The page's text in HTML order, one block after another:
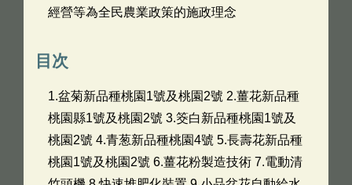
經營等為全民農業政策的施政理念
目次
1.盆菊新品種桃園1號及桃園2號 2.薑花新品種
桃園縣1號及桃園2號 3.筊白新品種桃園1號及
桃園2號 4.青葱新品種桃園4號 5.長壽花新品種
桃園1號及桃園2號 6.薑花粉製造技術 7.電動清